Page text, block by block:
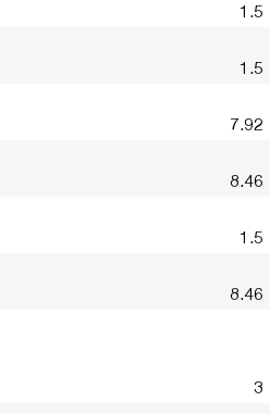
1.5
1.5
7.92
8.46
1.5
8.46
3